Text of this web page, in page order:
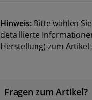
Hinweis: Bitte wählen
detaillierte
Herstellung) zum Artikel
Fragen zum Artikel?